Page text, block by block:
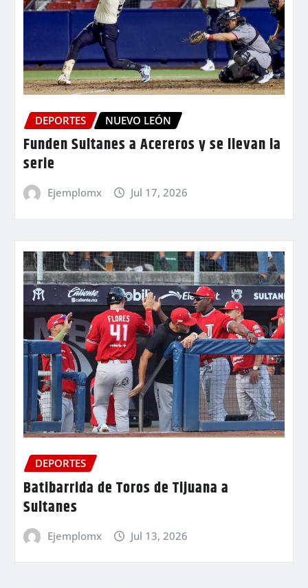
DEPORTES NUEVO LEÓN
Funden Sultanes a Acereros y se llevan la
serie
Ejemplomx Jul 17, 2026
DEPORTES
Batibarrida de Toros de Tijuana a
Sultanes
Ejemplomx Jul 13, 2026